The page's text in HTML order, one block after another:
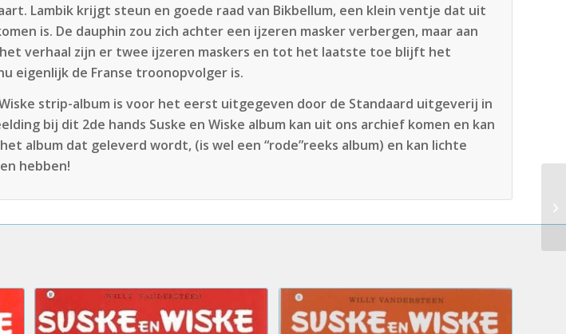
Lambik krijgt steun en goede raad van Bikbellum, een klein ventje dat uit
is. De dauphin zou zich achter een ijzeren masker verbergen, maar aan
verhaal zijn er twee ijzeren maskers en tot het laatste toe blijft het
eigenlijk de Franse troonopvolger is.
strip-album is voor het eerst uitgegeven door de Standaard uitgeverij in
bij dit 2de hands Suske en Wiske album kan uit ons archief komen en kan
album dat geleverd wordt, (is wel een “rode”reeks album) en kan lichte
hebben!